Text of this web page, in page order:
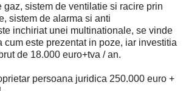
gaz, sistem de ventilatie si racire prin
sistem de alarma si anti
inchiriat unei multinationale, se vinde
cum este prezentat in poze, iar investitia
de 18.000 euro+tva / an.
persoana juridica 250.000 euro +